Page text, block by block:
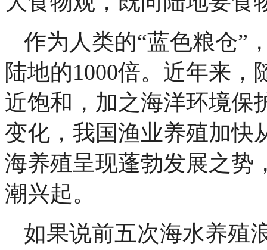
作为人类的“蓝色粮仓”
陆地的1000倍。近年来
近饱和，加之海洋环境保
变化，我国渔业养殖加快
海养殖呈现蓬勃发展之势
潮兴起。
如果说前五次海水养殖